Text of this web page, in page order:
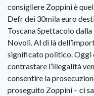
consigliere Zoppini è
Defr dei 30mila euro
Toscana Spettacolo
Novoli. Al di là
significato politico. Oggi
contrastare l’illegalità
consentire la
proseguito Zoppini – ci